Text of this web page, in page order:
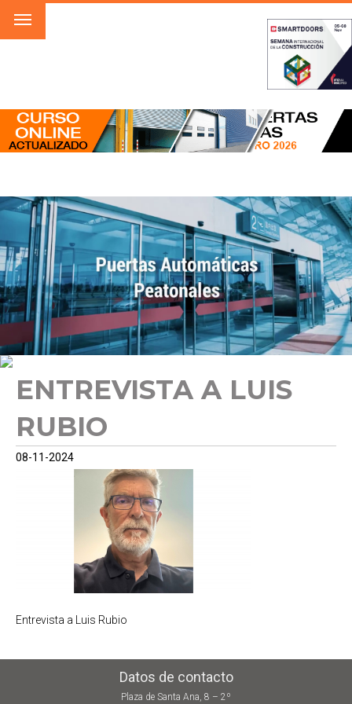
ENTREVISTA A LUIS
RUBIO
08-11-2024
Entrevista a Luis Rubio
Datos de contacto
Plaza de Santa Ana, 8 – 2º